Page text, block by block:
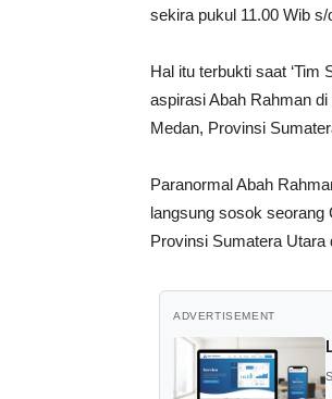
sekira pukul 11.00 Wib
Hal itu terbukti saat ‘Tim
aspirasi Abah Rahman
Medan, Provinsi
Paranormal Abah
langsung sosok seorang
Provinsi Sumatera Utara
ADVERTISEMENT